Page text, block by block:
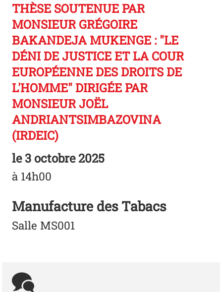
THÈSE SOUTENUE PAR
MONSIEUR GRÉGOIRE
BAKANDEJA MUKENGE : "LE
DÉNI DE JUSTICE ET LA COUR
EUROPÉENNE DES DROITS DE
L'HOMME" DIRIGÉE PAR
MONSIEUR JOËL
ANDRIANTSIMBAZOVINA
(IRDEIC)
le3 octobre 2025
à 14h00
Manufacture des Tabacs
Salle MS001